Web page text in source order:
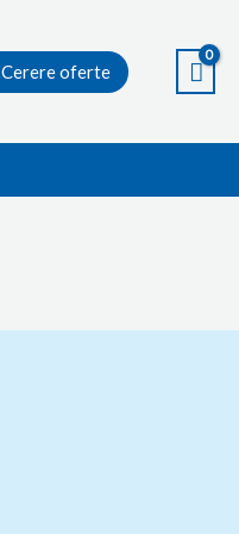
Cerere oferte